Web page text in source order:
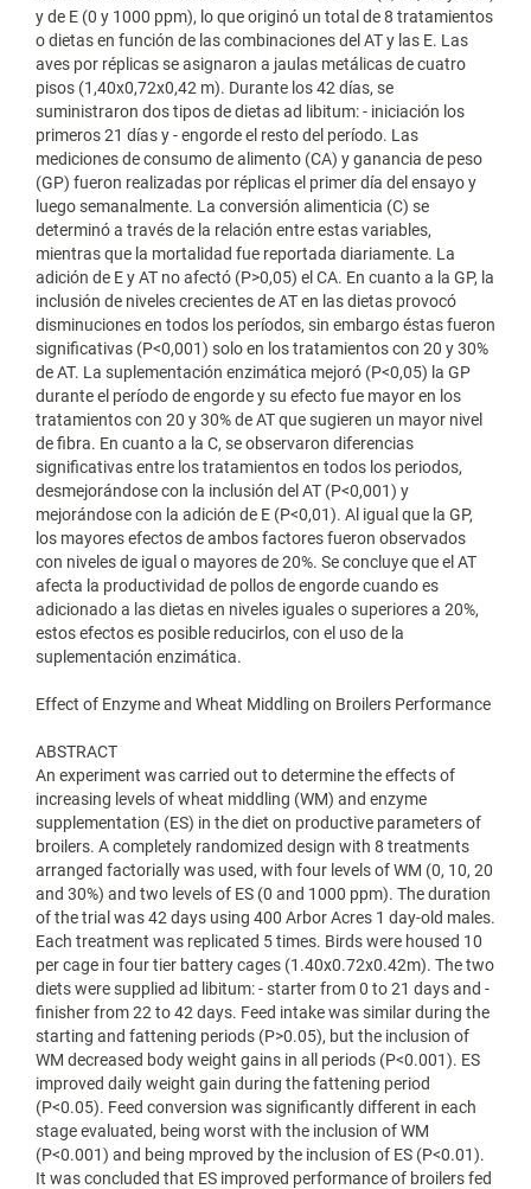
y de E (0 y 1000 ppm), lo que originó un total de 8 tratamientos
o dietas en función de las combinaciones del AT y las E. Las
aves por réplicas se asignaron a jaulas metálicas de cuatro
pisos (1,40x0,72x0,42 m). Durante los 42 días, se
suministraron dos tipos de dietas ad libitum: - iniciación los
primeros 21 días y - engorde el resto del período. Las
mediciones de consumo de alimento (CA) y ganancia de peso
(GP) fueron realizadas por réplicas el primer día del ensayo y
luego semanalmente. La conversión alimenticia (C) se
determinó a través de la relación entre estas variables,
mientras que la mortalidad fue reportada diariamente. La
adición de E y AT no afectó (P>0,05) el CA. En cuanto a la GP, la
inclusión de niveles crecientes de AT en las dietas provocó
disminuciones en todos los períodos, sin embargo éstas fueron
significativas (P<0,001) solo en los tratamientos con 20 y 30%
de AT. La suplementación enzimática mejoró (P<0,05) la GP
durante el período de engorde y su efecto fue mayor en los
tratamientos con 20 y 30% de AT que sugieren un mayor nivel
de fibra. En cuanto a la C, se observaron diferencias
significativas entre los tratamientos en todos los periodos,
desmejorándose con la inclusión del AT (P<0,001) y
mejorándose con la adición de E (P<0,01). Al igual que la GP,
los mayores efectos de ambos factores fueron observados
con niveles de igual o mayores de 20%. Se concluye que el AT
afecta la productividad de pollos de engorde cuando es
adicionado a las dietas en niveles iguales o superiores a 20%,
estos efectos es posible reducirlos, con el uso de la
suplementación enzimática.
Effect of Enzyme and Wheat Middling on Broilers Performance
ABSTRACT
An experiment was carried out to determine the effects of
increasing levels of wheat middling (WM) and enzyme
supplementation (ES) in the diet on productive parameters of
broilers. A completely randomized design with 8 treatments
arranged factorially was used, with four levels of WM (0, 10, 20
and 30%) and two levels of ES (0 and 1000 ppm). The duration
of the trial was 42 days using 400 Arbor Acres 1 day-old males.
Each treatment was replicated 5 times. Birds were housed 10
per cage in four tier battery cages (1.40x0.72x0.42m). The two
diets were supplied ad libitum: - starter from 0 to 21 days and -
finisher from 22 to 42 days. Feed intake was similar during the
starting and fattening periods (P>0.05), but the inclusion of
WM decreased body weight gains in all periods (P<0.001). ES
improved daily weight gain during the fattening period
(P<0.05). Feed conversion was significantly different in each
stage evaluated, being worst with the inclusion of WM
(P<0.001) and being mproved by the inclusion of ES (P<0.01).
It was concluded that ES improved performance of broilers fed